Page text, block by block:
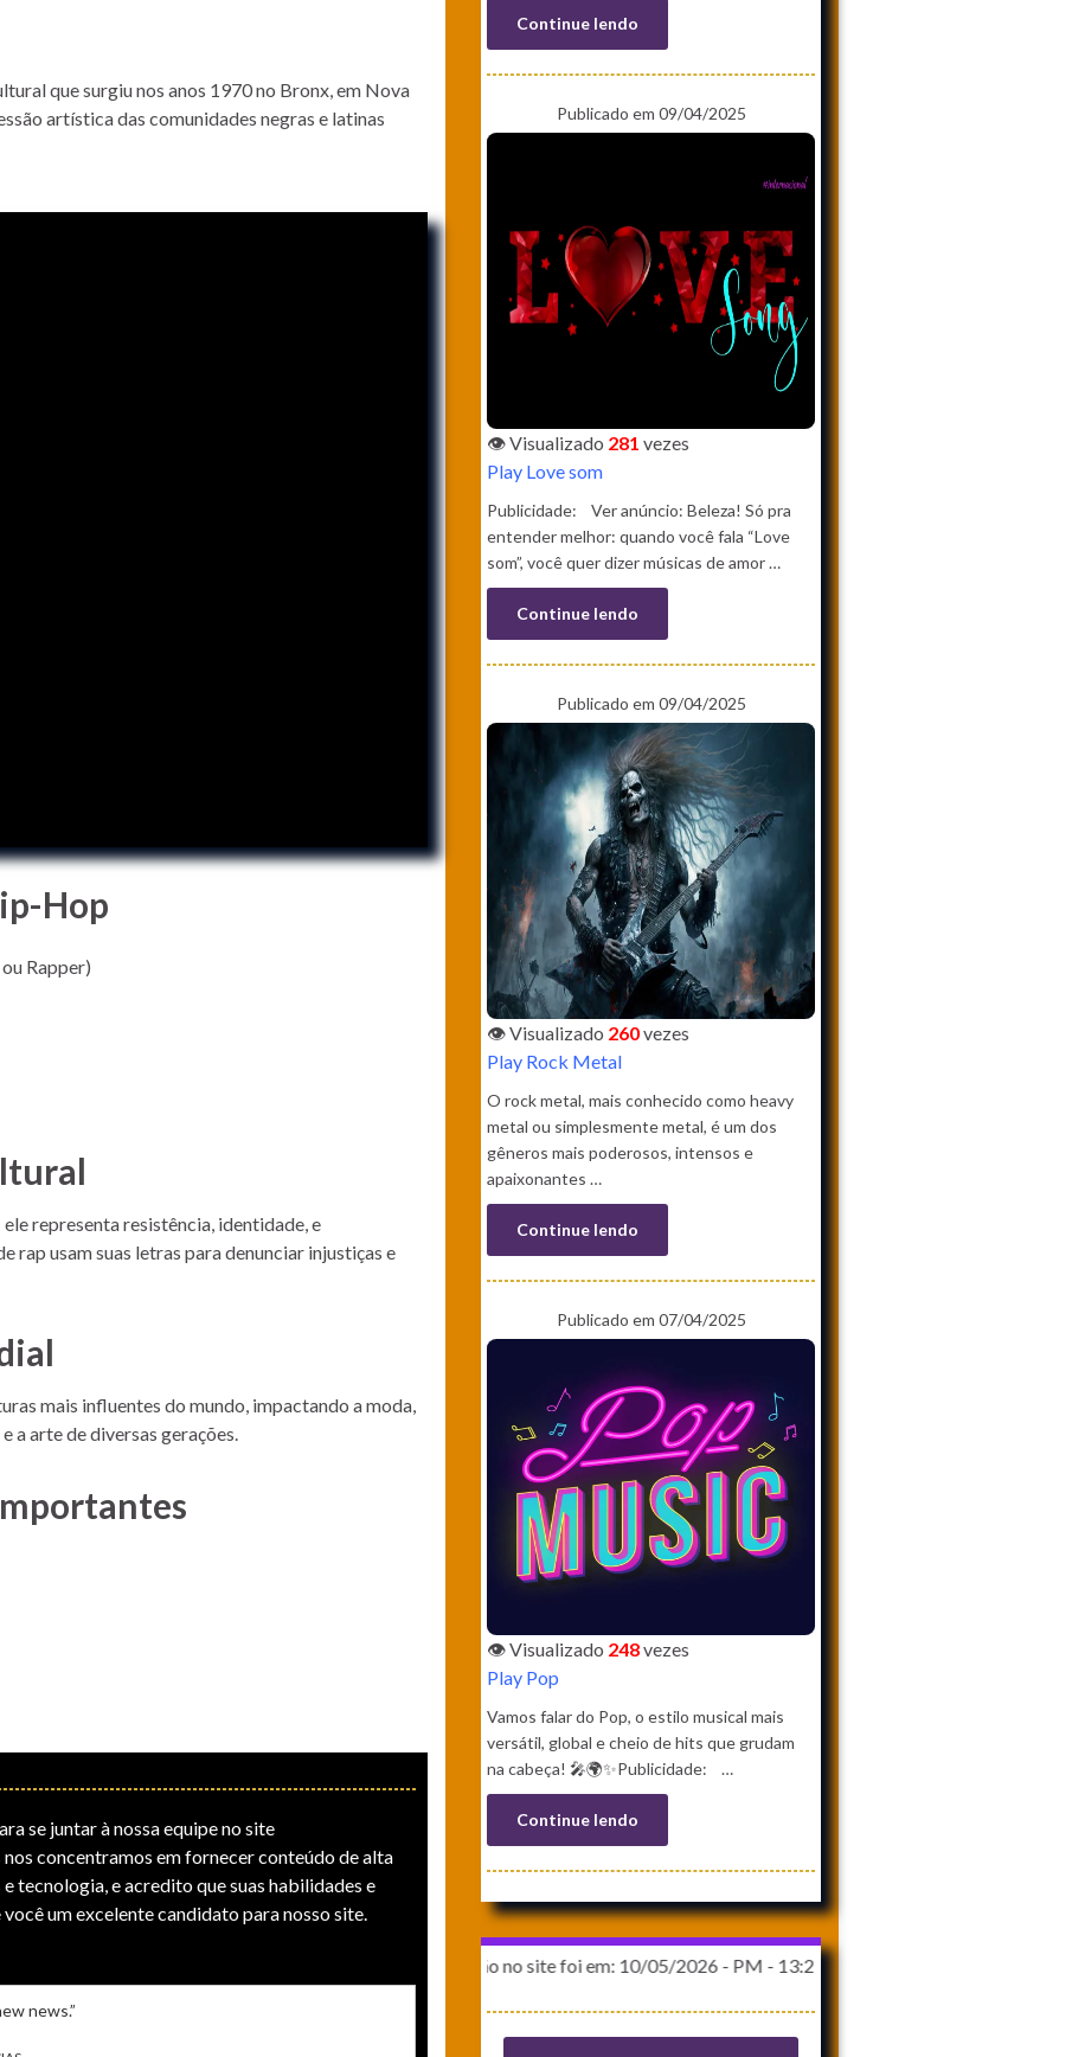
que surgiu nos anos 1970 no Bronx, em Nova
artística das comunidades negras e latinas
Hop
Rapper)
representa resistência, identidade, e
rap usam suas letras para denunciar injustiças e
mais influentes do mundo, impactando a moda,
a arte de diversas gerações.
se juntar à nossa equipe no site
concentramos em fornecer conteúdo de alta
tecnologia, e acredito que suas habilidades e
um excelente candidato para nosso site.
news.”
Continue lendo
Publicado em 09/04/2025
👁️ Visualizado 281 vezes
Play Love som
Publicidade: Ver anúncio: Beleza! Só pra
entender melhor: quando você fala “Love
som”, você quer dizer músicas de amor …
Continue lendo
Publicado em 09/04/2025
👁️ Visualizado 260vezes
Play Rock Metal
O rock metal, mais conhecido como heavy
metal ou simplesmente metal, é um dos
gêneros mais poderosos, intensos e
apaixonantes …
Continue lendo
Publicado em 07/04/2025
👁️ Visualizado 248vezes
Play Pop
Vamos falar do Pop, o estilo musical mais
versátil, global e cheio de hits que grudam
na cabeça! 🎤🌍✨Publicidade: …
Continue lendo
A última publicação no site foi em: 10/05/2026 - PM - 13:21:39